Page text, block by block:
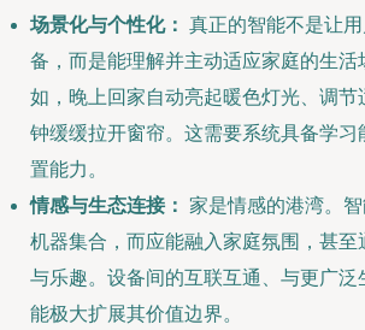
场景化与个性化： 真正的智能不是让
备，而是能理解并主动适应家庭的生活
如，晚上回家自动亮起暖色灯光、调
钟缓缓拉开窗帘。这需要系统具备学
置能力。
情感与生态连接： 家是情感的港湾。
机器集合，而应能融入家庭氛围，甚
与乐趣。设备间的互联互通、与更广
能极大扩展其价值边界。